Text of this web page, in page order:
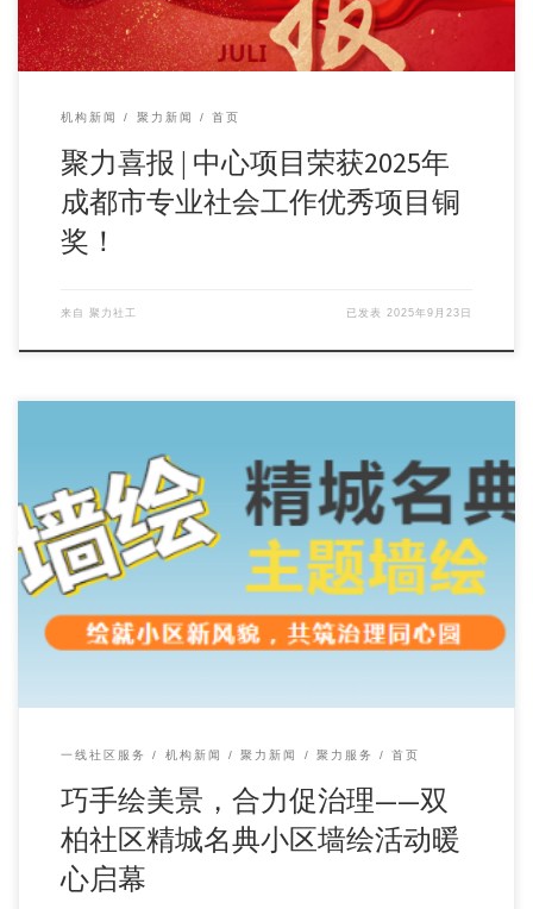
机构新闻 聚力新闻 首页
聚力喜报 | 中心项目荣获2025年
成都市专业社会工作优秀项目铜
奖！
来自 聚力社工 已发表2025年9月23日
一线社区服务 机构新闻 聚力新闻 聚力服务 首页
巧手绘美景，合力促治理——双
柏社区精城名典小区墙绘活动暖
心启幕